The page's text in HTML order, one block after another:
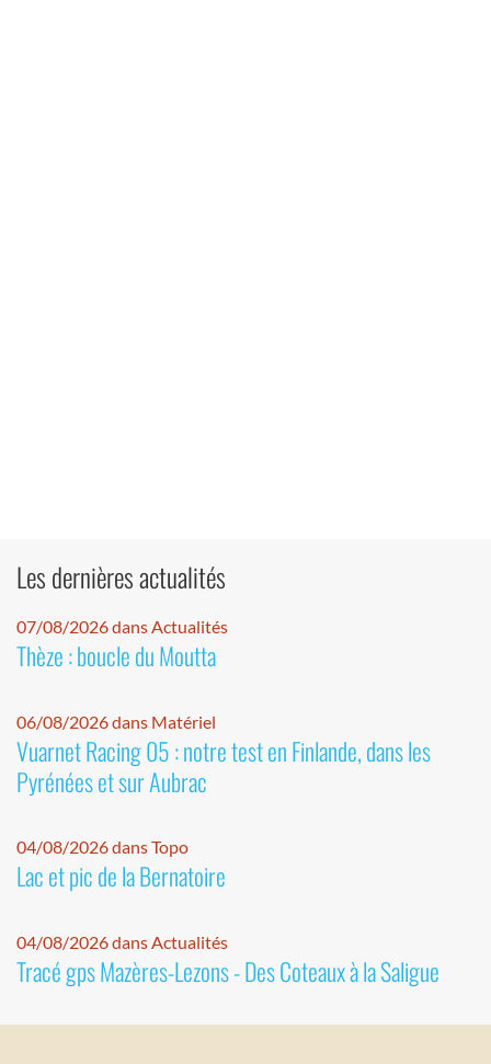
Les dernières actualités
07/08/2026 dans Actualités
Thèze : boucle du Moutta
06/08/2026 dans Matériel
Vuarnet Racing 05 : notre test en Finlande, dans les
Pyrénées et sur Aubrac
04/08/2026 dans Topo
Lac et pic de la Bernatoire
04/08/2026 dans Actualités
Tracé gps Mazères-Lezons - Des Coteaux à la Saligue